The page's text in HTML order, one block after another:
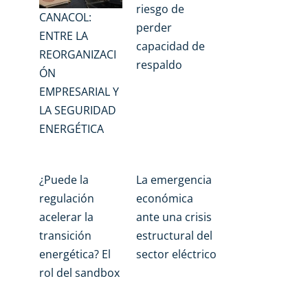
CANACOL:
ENTRE LA
REORGANIZACI
ÓN
EMPRESARIAL Y
LA SEGURIDAD
ENERGÉTICA
riesgo de
perder
capacidad de
respaldo
¿Puede la
regulación
acelerar la
transición
energética? El
rol del sandbox
La emergencia
económica
ante una crisis
estructural del
sector eléctrico